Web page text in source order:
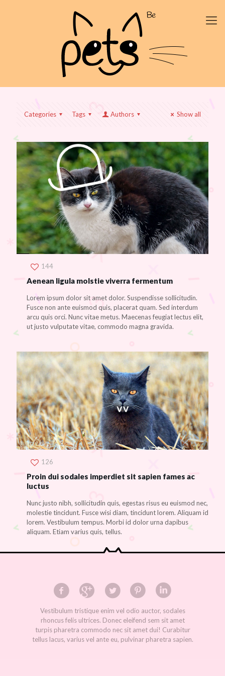
Categories Tags Authors Show all
144
Aenean ligula molstie viverra fermentum
Lorem ipsum dolor sit amet dolor. Suspendisse sollicitudin.
Fusce non ante euismod quis, placerat quam. Sed interdum
arcu quis orci. Nunc vitae metus. Maecenas feugiat lectus elit,
ut justo vulputate vitae, commodo magna gravida.
126
Proin dui sodales imperdiet sit sapien fames ac
luctus
Nunc justo nibh, sollicitudin quis, egestas risus eu euismod nec,
molestie tincidunt. Fusce wisi diam, tincidunt lorem. Aliquam id
lorem. Vestibulum tempus. Morbi id dolor urna dapibus
aliquam. Etiam varius quis, tellus.
Vestibulum tristique enim vel odio auctor, sodales
rhoncus felis ultrices. Donec eleifend sem sit amet
turpis pharetra commodo nec sit amet dui! Curabitur
tellus lacus, varius vel ante eu, pulvinar pharetra sapien.